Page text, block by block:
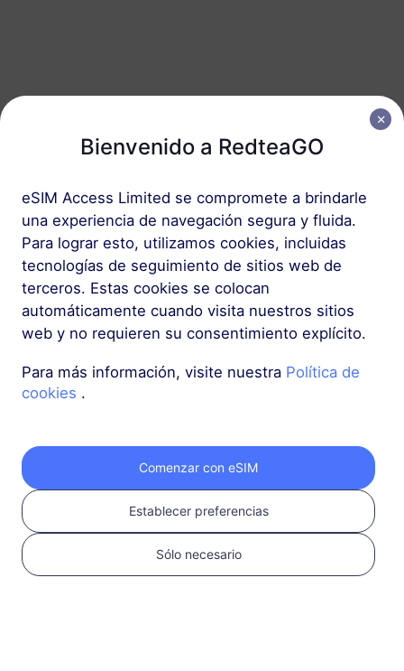
1
Comenzar
Confirma que tu
dispositivo es
compatible con eSIM y
está desbloqueado
Verifica la
Bienvenido a RedteaGO
eSIM Access Limited se compromete a brindarle
una experiencia de navegación segura y fluida.
Para lograr esto, utilizamos cookies, incluidas
tecnologías de seguimiento de sitios web de
terceros. Estas cookies se colocan
automáticamente cuando visita nuestros sitios
web y no requieren su consentimiento explícito.
Para más información, visite nuestra Política de
cookies .
Comenzar con eSIM
Establecer preferencias
Sólo necesario